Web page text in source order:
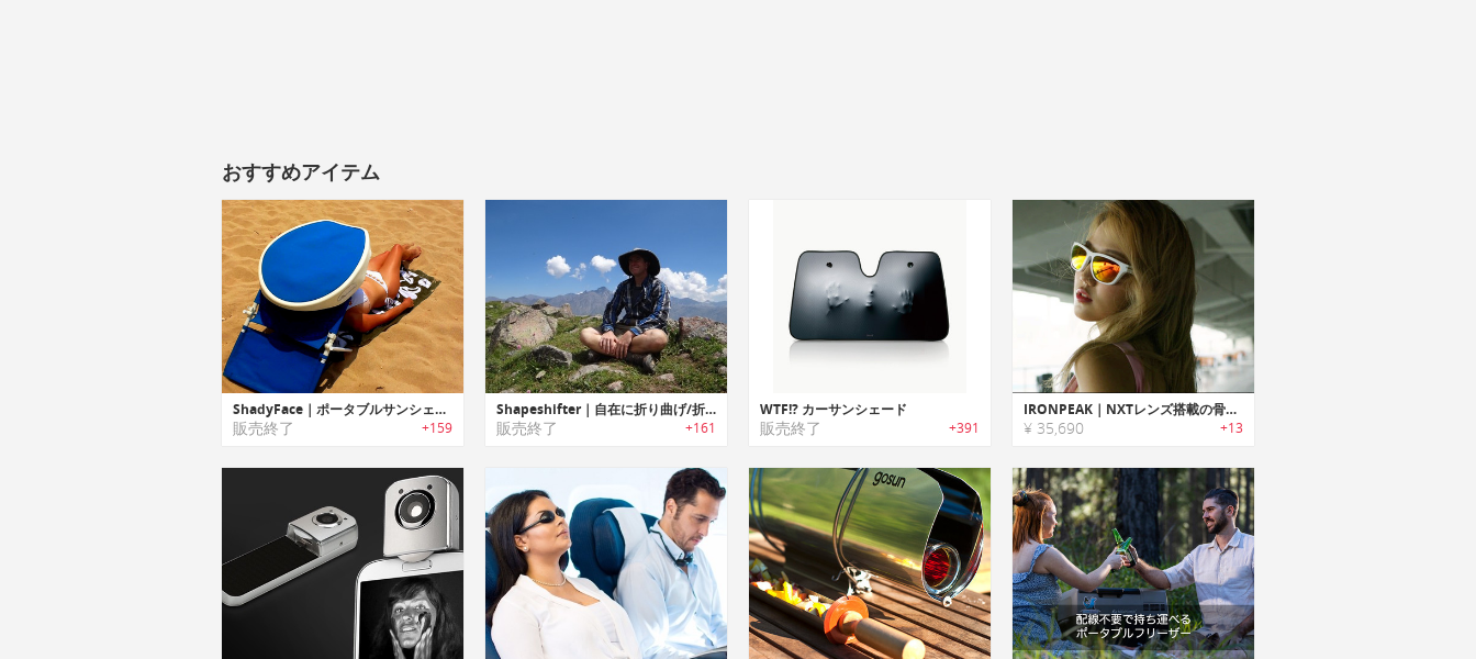
おすすめアイテム
ShadyFace｜ポータブルサンシェード「シェイディーフェイス」
販売終了 +159
Shapeshifter｜自在に折り曲げ/折りたたみ可能なポータブルサンハット「シェイプシフター」
販売終了 +161
WTF!? カーサンシェード
販売終了 +391
IRONPEAK｜NXTレンズ搭載の骨伝導スポーツサングラス「アイロンピーク」
¥ 35,690 +13